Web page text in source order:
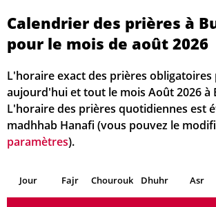
Calendrier des prières à
pour le mois de août 2026
L'horaire exact des prières obligatoires
aujourd'hui et tout le mois Août 2026 à
L'horaire des prières quotidiennes est
madhhab Hanafi (vous pouvez le
paramètres).
Jour Fajr Chourouk Dhuhr Asr
01, Sa 04:17 05:44 13:18 17:25
02, Di 04:19 05:46 13:18 17:24
04:21
04, Ma 04:23 05:48 13:18 17:23